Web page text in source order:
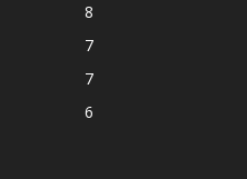
8
7
7
6